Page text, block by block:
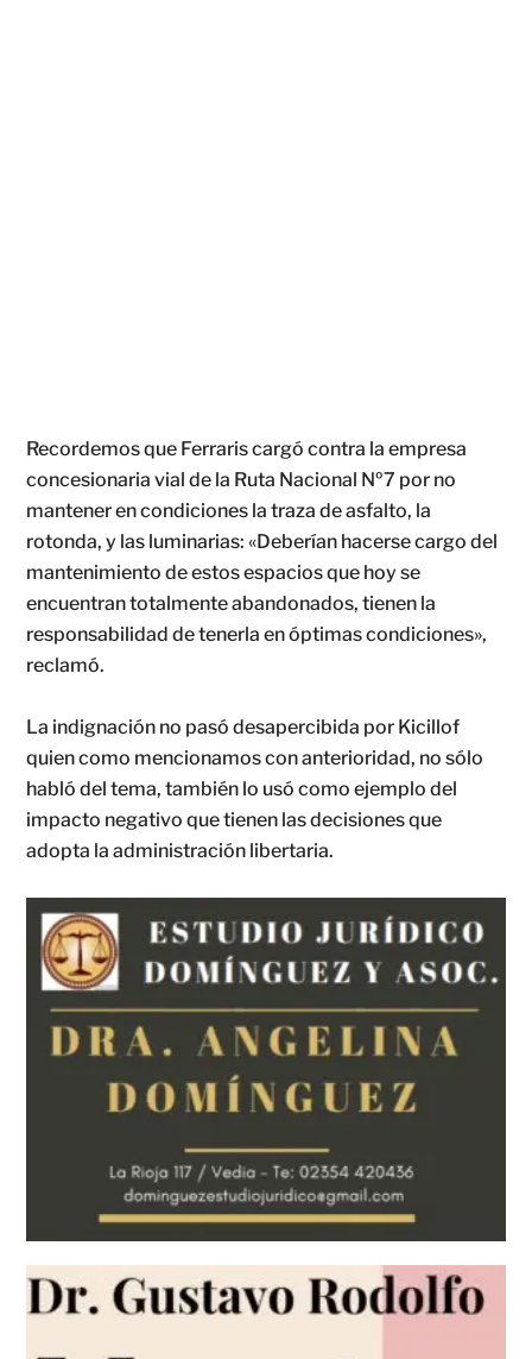
Recordemos que Ferraris cargó contra la empresa
concesionaria vial de la Ruta Nacional Nº7 por no
mantener en condiciones la traza de asfalto, la
rotonda, y las luminarias: «Deberían hacerse cargo del
mantenimiento de estos espacios que hoy se
encuentran totalmente abandonados, tienen la
responsabilidad de tenerla en óptimas condiciones»,
reclamó.
La indignación no pasó desapercibida por Kicillof
quien como mencionamos con anterioridad, no sólo
habló del tema, también lo usó como ejemplo del
impacto negativo que tienen las decisiones que
adopta la administración libertaria.